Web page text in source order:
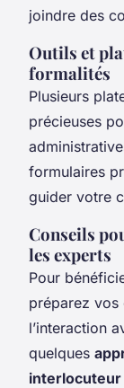
joindre des
Outils et
formalités
Plusieurs
précieuses
formulaires
guider votre
Conseils
les experts
Pour
préparez vos
l’interaction
quelques
interlocuteur